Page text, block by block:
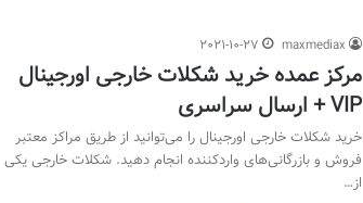
maxmediax
2021-10-27
مرکز عمده خرید شکلات خارجی اورجینال
VIP + ارسال سراسری
خرید شکلات خارجی اورجینال را می‌توانید از طریق مراکز معتبر
فروش و بازرگانی‌های واردکننده انجام دهید. شکلات خارجی یکی
از…